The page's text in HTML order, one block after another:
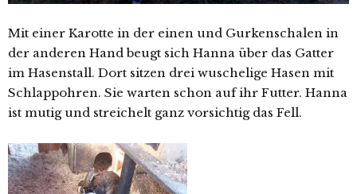
Mit einer Karotte in der einen und Gurkenschalen in
der anderen Hand beugt sich Hanna über das Gatter
im Hasenstall. Dort sitzen drei wuschelige Hasen mit
Schlappohren. Sie warten schon auf ihr Futter. Hanna
ist mutig und streichelt ganz vorsichtig das Fell.